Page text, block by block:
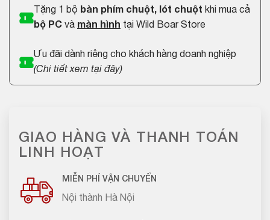
Tặng 1 bộ bàn phím chuột, lót chuột khi mua cả
bộ PC và màn hình tại Wild Boar Store
Ưu đãi dành riêng cho khách hàng doanh nghiệp
(Chi tiết xem tại đây)
GIAO HÀNG VÀ THANH TOÁN
LINH HOẠT
MIỄN PHÍ VẬN CHUYỂN
Nội thành Hà Nội